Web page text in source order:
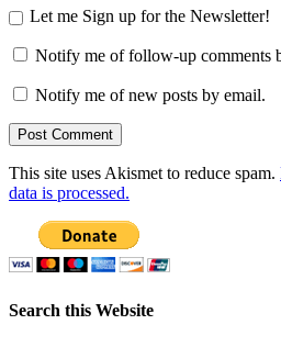
Let me Sign up for the Newsletter!
Notify me of follow-up comments
Notify me of new posts by email.
This site uses Akismet to reduce spam.
data is processed.
Search this Website